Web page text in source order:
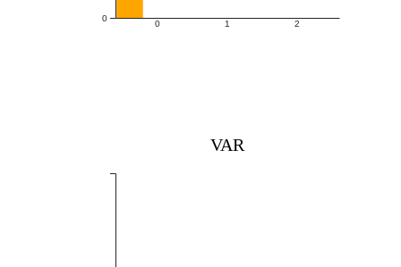
0 1 2
0
VAR